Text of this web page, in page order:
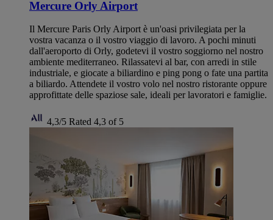
Mercure Orly Airport
Il Mercure Paris Orly Airport è un'oasi privilegiata per la
vostra vacanza o il vostro viaggio di lavoro. A pochi minuti
dall'aeroporto di Orly, godetevi il vostro soggiorno nel nostro
ambiente mediterraneo. Rilassatevi al bar, con arredi in stile
industriale, e giocate a biliardino e ping pong o fate una partita
a biliardo. Attendete il vostro volo nel nostro ristorante oppure
approfittate delle spaziose sale, ideali per lavoratori e famiglie.
4,3/5 Rated 4,3 of 5